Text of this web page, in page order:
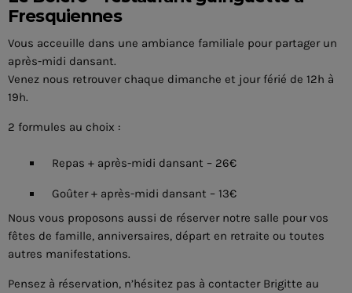
Fresquiennes
Vous acceuille dans une ambiance familiale pour partager un
après-midi dansant.
Venez nous retrouver chaque dimanche et jour férié de 12h à
19h.
2 formules au choix :
Repas + après-midi dansant – 26€
Goûter + après-midi dansant – 13€
Nous vous proposons aussi de réserver notre salle pour vos
fêtes de famille, anniversaires, départ en retraite ou toutes
autres manifestations.
Pensez à réservation, n’hésitez pas à contacter Brigitte au